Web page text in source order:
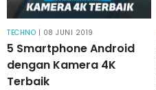
TECHNO | 08 JUNI 2019
5 Smartphone Android
dengan Kamera 4K
Terbaik